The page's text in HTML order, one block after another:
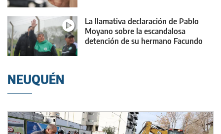
La llamativa declaración de Pablo
Moyano sobre la escandalosa
detención de su hermano Facundo
NEUQUÉN